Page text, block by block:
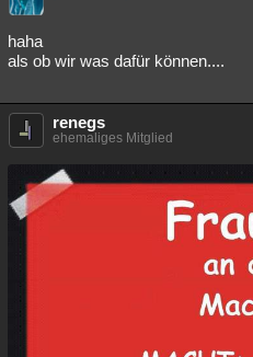
haha
als ob wir was dafür können....
renegs
ehemaliges Mitglied